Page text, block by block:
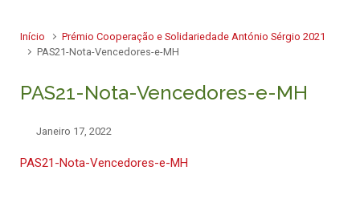
Início
Prémio Cooperação e Solidariedade António Sérgio 2021
PAS21-Nota-Vencedores-e-MH
PAS21-Nota-Vencedores-e-MH
Janeiro 17, 2022
PAS21-Nota-Vencedores-e-MH